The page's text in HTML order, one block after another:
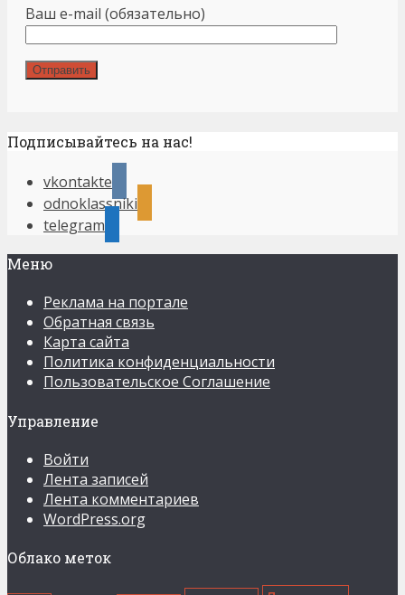
Ваш e-mail (обязательно)
Подписывайтесь на нас!
vkontakte
odnoklassniki
telegram
Меню
Реклама на портале
Обратная связь
Карта сайта
Политика конфиденциальности
Пользовательское Соглашение
Управление
Войти
Лента записей
Лента комментариев
WordPress.org
Облако меток